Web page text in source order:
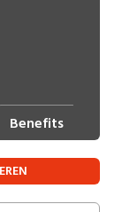
Benefits